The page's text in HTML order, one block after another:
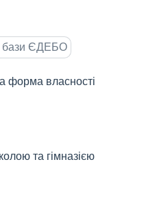
бази ЄДЕБО
форма власності
та гімназією